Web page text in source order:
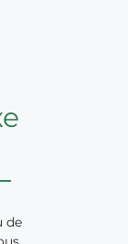
de